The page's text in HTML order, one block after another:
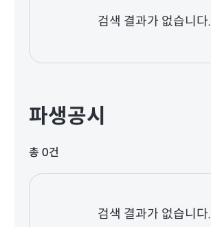
검색 결과가 없습니다.
파생공시
총 0건
검색 결과가 없습니다.